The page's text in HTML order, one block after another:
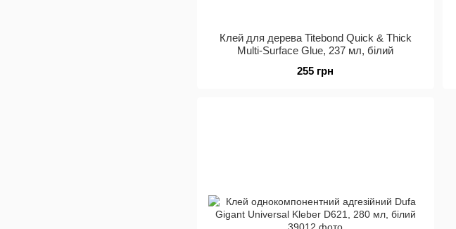
Клей для дерева Titebond Quick & Thick
Multi-Surface Glue, 237 мл, білий
255 грн